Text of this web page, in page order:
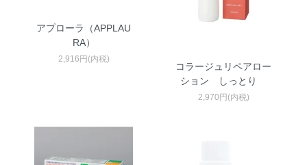
アプローラ（APPLAU
RA）
2,916円(内税)
コラージュリペアロー
ション しっとり
2,970円(内税)